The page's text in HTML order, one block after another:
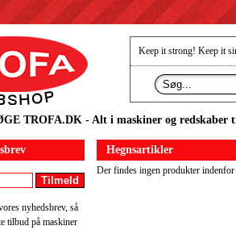
Keep it strong! Keep it
TROFA.DK - Alt i maskiner og redskaber
nyhedsbrev, så
tilbud på maskiner
Hegnsartikler
Der findes ingen produkter